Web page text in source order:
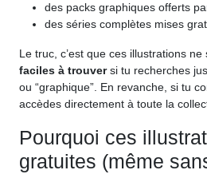
des packs graphiques offerts
des séries complètes mises
Le truc, c’est que ces illustrations ne
faciles à trouversi tu recherches
ou “graphique”. En revanche, si tu
accèdes directement à toute la
Pourquoi ces
gratuites (même